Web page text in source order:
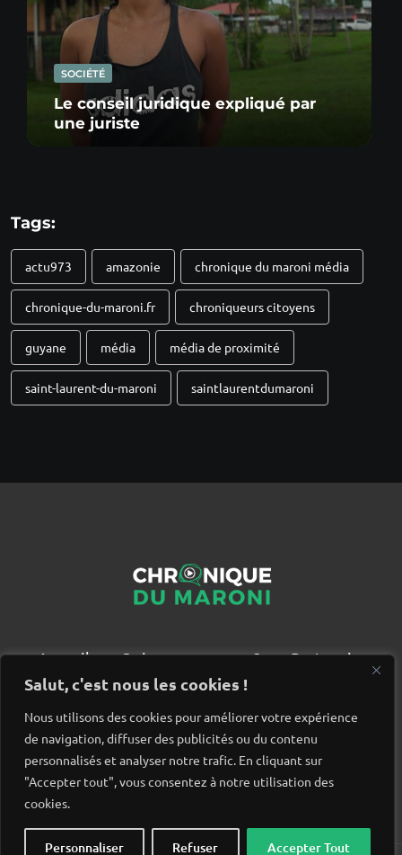
Salut, c'est nous les cookies !
Nous utilisons des cookies pour améliorer votre expérience
de navigation, diffuser des publicités ou du contenu
personnalisés et analyser notre trafic. En cliquant sur
"Accepter tout", vous consentez à notre utilisation des
cookies.
Personnaliser Refuser Accepter Tout
SOCIÉTÉ
Le conseil juridique expliqué par
une juriste
Tags:
actu973 amazonie chronique du maroni média
chronique-du-maroni.fr chroniqueurs citoyens
guyane média média de proximité
saint-laurent-du-maroni saintlaurentdumaroni
Accueil Qui sommes nous ?
Partenaires
Contact